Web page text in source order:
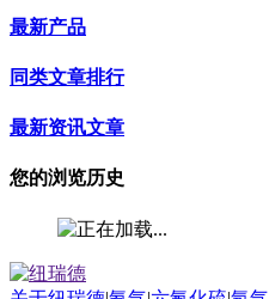
最新产品
同类文章排行
最新资讯文章
您的浏览历史